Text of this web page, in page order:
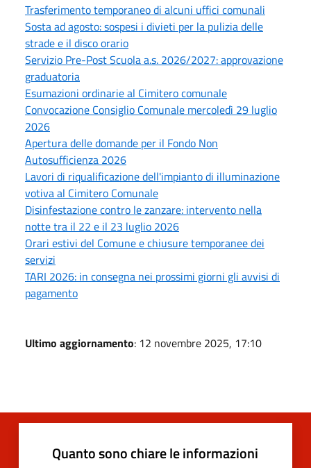
Trasferimento temporaneo di alcuni uffici comunali
Sosta ad agosto: sospesi i divieti per la pulizia delle
strade e il disco orario
Servizio Pre-Post Scuola a.s. 2026/2027: approvazione
graduatoria
Esumazioni ordinarie al Cimitero comunale
Convocazione Consiglio Comunale mercoledì 29 luglio
2026
Apertura delle domande per il Fondo Non
Autosufficienza 2026
Lavori di riqualificazione dell'impianto di illuminazione
votiva al Cimitero Comunale
Disinfestazione contro le zanzare: intervento nella
notte tra il 22 e il 23 luglio 2026
Orari estivi del Comune e chiusure temporanee dei
servizi
TARI 2026: in consegna nei prossimi giorni gli avvisi di
pagamento
Ultimo aggiornamento: 12 novembre 2025, 17:10
Quanto sono chiare le informazioni